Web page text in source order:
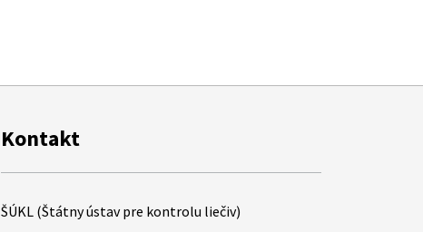
Kontakt
ŠÚKL (Štátny ústav pre kontrolu liečiv)